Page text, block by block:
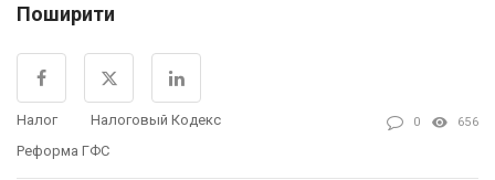
Поширити
Налог
Налоговый Кодекс
Реформа ГФС
0 656